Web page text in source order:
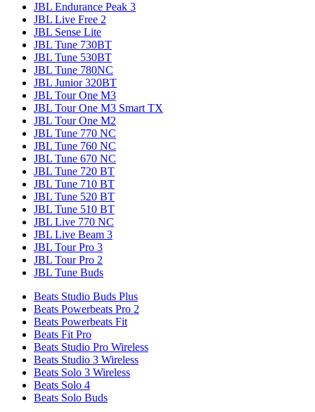
JBL Endurance Peak 3
JBL Live Free 2
JBL Sense Lite
JBL Tune 730BT
JBL Tune 530BT
JBL Tune 780NC
JBL Junior 320BT
JBL Tour One M3
JBL Tour One M3 Smart TX
JBL Tour One M2
JBL Tune 770 NC
JBL Tune 760 NC
JBL Tune 670 NC
JBL Tune 720 BT
JBL Tune 710 BT
JBL Tune 520 BT
JBL Tune 510 BT
JBL Live 770 NC
JBL Live Beam 3
JBL Tour Pro 3
JBL Tour Pro 2
JBL Tune Buds
Beats Studio Buds Plus
Beats Powerbeats Pro 2
Beats Powerbeats Fit
Beats Fit Pro
Beats Studio Pro Wireless
Beats Studio 3 Wireless
Beats Solo 3 Wireless
Beats Solo 4
Beats Solo Buds